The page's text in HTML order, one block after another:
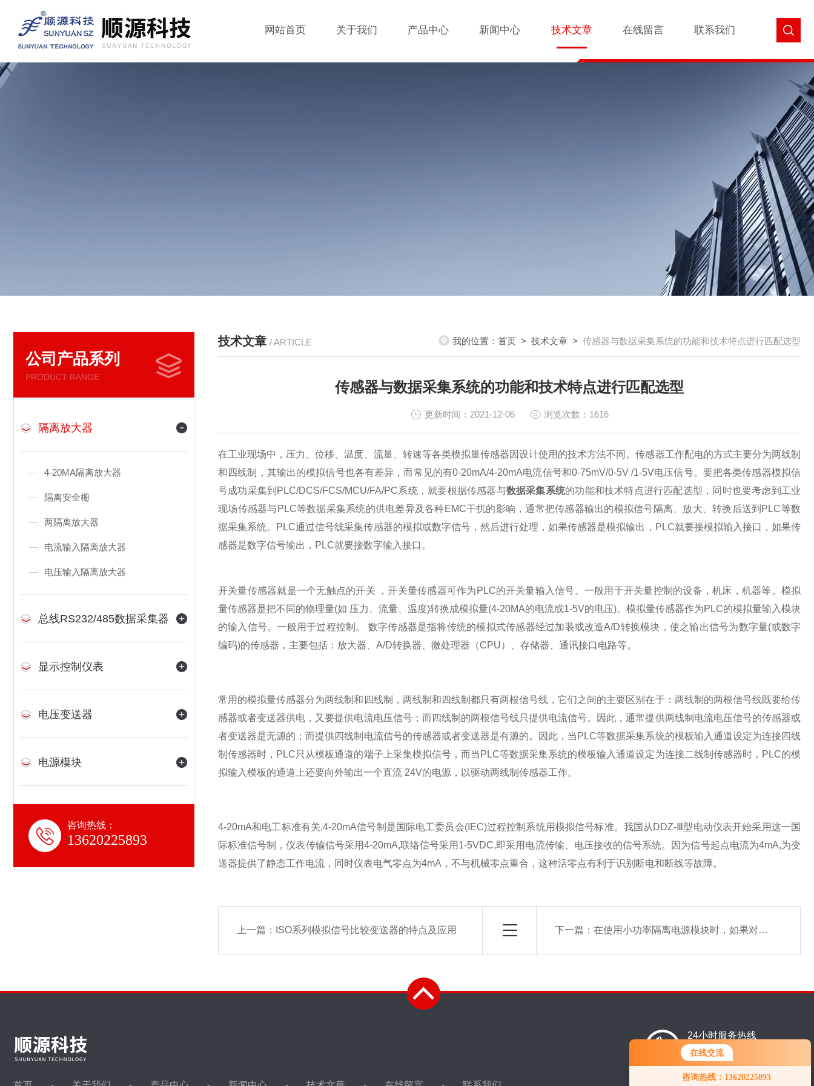
在线交流
咨询热线：13620225893
网站首页 关于我们 产品中心 新闻中心 技术文章 在线留言 联系我们
公司产品系列
PRODUCT RANGE
隔离放大器
4-20MA隔离放大器
隔离安全栅
两隔离放大器
电流输入隔离放大器
电压输入隔离放大器
总线RS232/485数据采集器
显示控制仪表
电压变送器
电源模块
咨询热线：
13620225893
技术文章 / ARTICLE 我的位置： 首页 > 技术文章 > 传感器与数据采集系统的功能和技术特点进行匹配选型
传感器与数据采集系统的功能和技术特点进行匹配选型
更新时间：2021-12-06 浏览次数：1616
在工业现场中，压力、位移、温度、流量、转速等各类模拟量传感器因设计使用的技术方法不同。传感器工作配电的方式主要分为两线制
和四线制，其输出的模拟信号也各有差异，而常见的有0-20mA/4-20mA电流信号和0-75mV/0-5V /1-5V电压信号。要把各类传感器模拟信
号成功采集到PLC/DCS/FCS/MCU/FA/PC系统，就要根据传感器与数据采集系统的功能和技术特点进行匹配选型，同时也要考虑到工业
现场传感器与PLC等数据采集系统的供电差异及各种EMC干扰的影响，通常把传感器输出的模拟信号隔离、放大、转换后送到PLC等数
据采集系统。PLC通过信号线采集传感器的模拟或数字信号，然后进行处理，如果传感器是模拟输出，PLC就要接模拟输入接口，如果传
感器是数字信号输出，PLC就要接数字输入接口。
开关量传感器就是一个无触点的开关 ，开关量传感器可作为PLC的开关量输入信号。一般用于开关量控制的设备，机床，机器等。模拟
量传感器是把不同的物理量(如 压力、流量、温度)转换成模拟量(4-20MA的电流或1-5V的电压)。模拟量传感器作为PLC的模拟量输入模块
的输入信号。一般用于过程控制。 数字传感器是指将传统的模拟式传感器经过加装或改造A/D转换模块，使之输出信号为数字量(或数字
编码)的传感器，主要包括：放大器、A/D转换器、微处理器（CPU）、存储器、通讯接口电路等。
常用的模拟量传感器分为两线制和四线制，两线制和四线制都只有两根信号线，它们之间的主要区别在于：两线制的两根信号线既要给传
感器或者变送器供电，又要提供电流电压信号；而四线制的两根信号线只提供电流信号。因此，通常提供两线制电流电压信号的传感器或
者变送器是无源的；而提供四线制电流信号的传感器或者变送器是有源的。因此，当PLC等数据采集系统的模板输入通道设定为连接四线
制传感器时，PLC只从模板通道的端子上采集模拟信号，而当PLC等数据采集系统的模板输入通道设定为连接二线制传感器时，PLC的模
拟输入模板的通道上还要向外输出一个直流 24V的电源，以驱动两线制传感器工作。
4-20mA和电工标准有关,4-20mA信号制是国际电工委员会(IEC)过程控制系统用模拟信号标准。我国从DDZ-Ⅲ型电动仪表开始采用这一国
际标准信号制，仪表传输信号采用4-20mA,联络信号采用1-5VDC,即采用电流传输、电压接收的信号系统。因为信号起点电流为4mA,为变
送器提供了静态工作电流，同时仪表电气零点为4mA，不与机械零点重合，这种活零点有利于识别断电和断线等故障。
上一篇： ISO系列模拟信号比较变送器的特点及应用 下一篇： 在使用小功率隔离电源模块时，如果对纹波噪声要求很高，推荐的滤波电路是什么
24小时服务热线
13620225893